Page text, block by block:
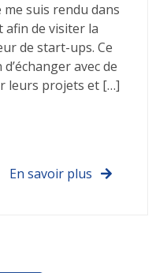
suis rendu dans
afin de visiter la
de start-ups. Ce
avec de
leurs projets et […]
En savoir plus